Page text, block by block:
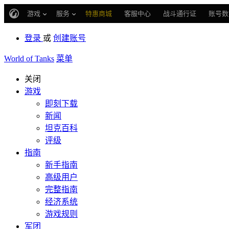
游戏 服务 特惠商城 客服中心 战斗通行证 账号
登录 或 创建账号
World of Tanks 菜单
关闭
游戏
即刻下载
新闻
坦克百科
评级
指南
新手指南
高级用户
完整指南
经济系统
游戏规则
军团